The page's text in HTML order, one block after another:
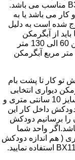
می باشد یا به
شده است به دلیل
از آبگرمکن
دیواری فن دار استفاده نمایید.برای متراژهای بین 60 الی 130 متر
مربع آبگرمکن B3315IF و متراژهای بالای 130 متر مربع آبگرمکن
تو کار تا پشت بام
دیواری انتخابی
شما می باشد.در کل دودکش های توکار در دو سایز 10 سانتی متری و
داخل کار این
را برسانیم دودکش
متری می باشد.اگر واحد شما
بام با سایز 10 سانتی متری ( هم اندازه دودکش